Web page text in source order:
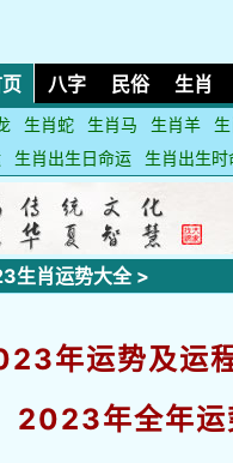
八字 民俗 生肖
生肖蛇 生肖马 生肖羊
生肖出生日命运 生肖出生时
生肖运势大全>
年运势及运
2023年全年运